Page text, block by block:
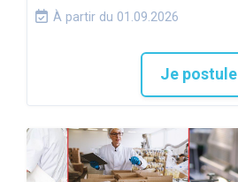
À partir du 01.09.2026
Je postule